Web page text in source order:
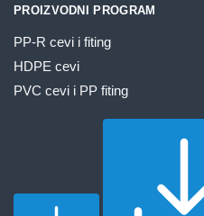
PROIZVODNI PROGRAM
PP-R cevi i fiting
HDPE cevi
PVC cevi i PP fiting